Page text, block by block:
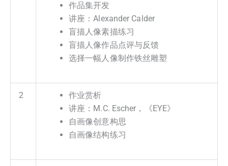
作品集开发
讲座：Alexander Calder
盲描人像素描练习
盲描人像作品点评与反馈
选择一幅人像制作铁丝雕塑
2
作业赏析
讲座：M.C. Escher，《EYE》
自画像创意构思
自画像结构练习